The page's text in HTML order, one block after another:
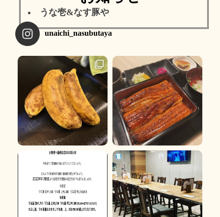
うな壱&なす豚や
unaichi_nasubutaya